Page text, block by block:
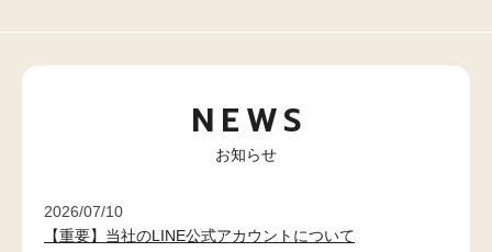
NEWS
お知らせ
2026/07/10
【重要】当社のLINE公式アカウントについて